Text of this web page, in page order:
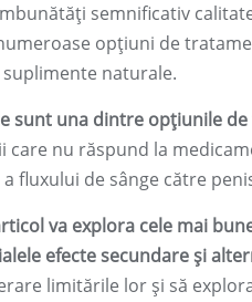
semnificativ
opțiuni de
suplimente naturale.
sunt una dintre opțiunile
care nu răspund la
fluxului de sânge către
va explora cele mai
efecte secundare și
limitările lor și să